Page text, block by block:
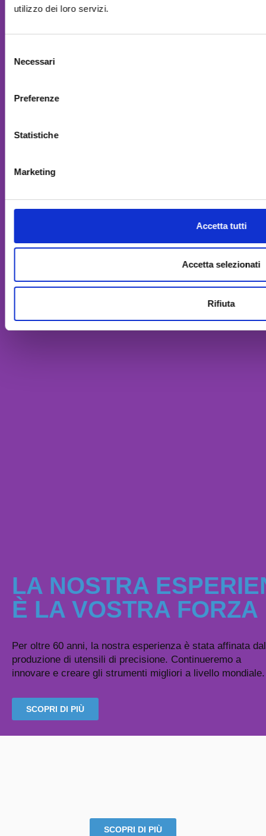
utilizzo dei loro servizi.
delNecessari
Preferenze
Statistiche
Marketing
Accetta tutti
Accetta selezionati
Rifiuta
LA NOSTRA
È LA VOSTRA FORZA
Per oltre 60 anni, la nostra esperienza è stata affinata
produzione di utensili di precisione. Continueremo a
innovare e creare gli strumenti migliori a livello mondiale.
SCOPRI DI PIÙ
SCOPRI DI PIÙ